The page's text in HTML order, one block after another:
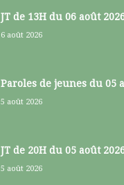
JT de 13H du 06 août
6 août 2026
Paroles de jeunes du 05
5 août 2026
JT de 20H du 05 août
5 août 2026